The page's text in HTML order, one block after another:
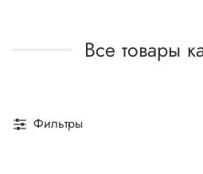
Все товары
Фильтры